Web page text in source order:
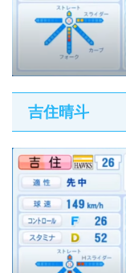
吉住晴斗